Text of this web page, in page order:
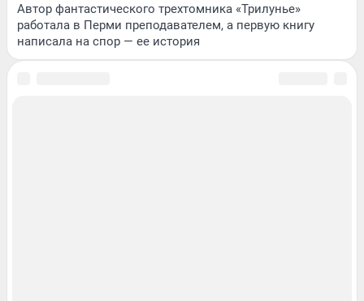
Автор фантастического трехтомника «Трилунье»
работала в Перми преподавателем, а первую книгу
написала на спор — ее история